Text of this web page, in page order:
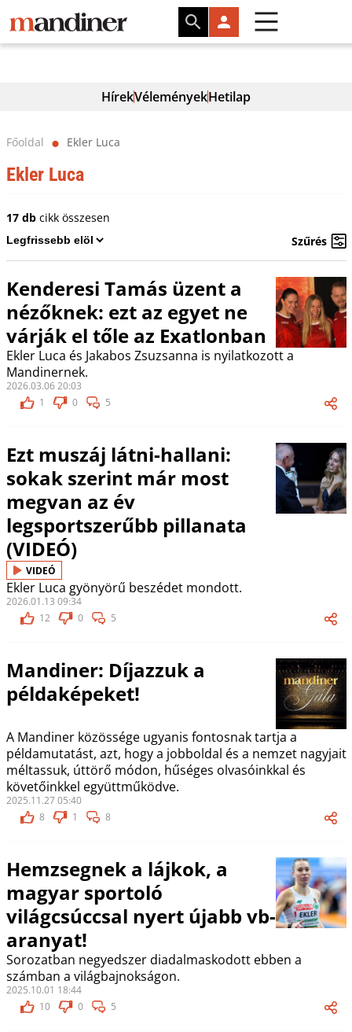
HírekVéleményekHetilap
Főoldal ⬤ Ekler Luca
Ekler Luca
17 dbcikk összesen
Szűrés
Kenderesi Tamás üzent a
nézőknek: ezt az egyet ne
várják el tőle az Exatlonban
Ekler Luca és Jakabos Zsuzsanna is nyilatkozott a
Mandinernek.
2026.03.06 20:03
1
0 5
Ezt muszáj látni-hallani:
sokak szerint már most
megvan az év
legsportszerűbb pillanata
(VIDEÓ)
VIDEÓ
Ekler Luca gyönyörű beszédet mondott.
2026.01.13 09:34
12
0 5
Mandiner: Díjazzuk a
példaképeket!
A Mandiner közössége ugyanis fontosnak tartja a
példamutatást, azt, hogy a jobboldal és a nemzet nagyjait
méltassuk, úttörő módon, hűséges olvasóinkkal és
követőinkkel együttműködve.
2025.11.27 05:40
8
1 8
Hemzsegnek a lájkok, a
magyar sportoló
világcsúccsal nyert újabb vb-
aranyat!
Sorozatban negyedszer diadalmaskodott ebben a
számban a világbajnokságon.
2025.10.01 18:44
10
0 5